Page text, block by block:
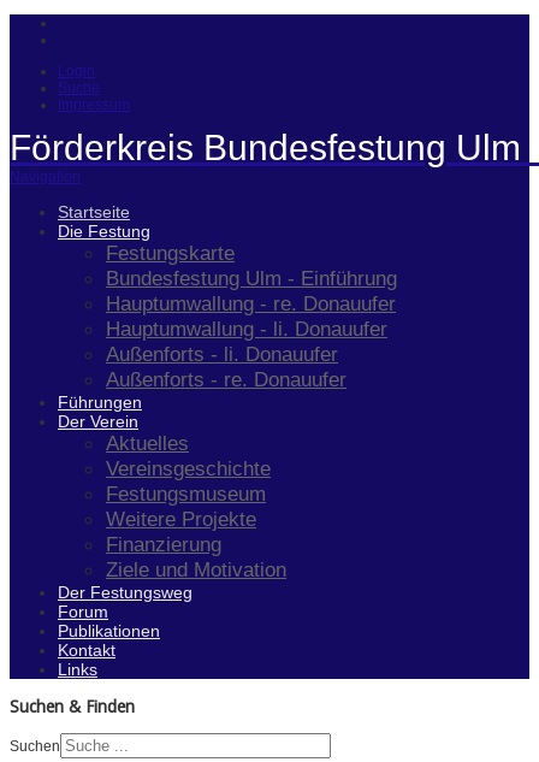
Login
Suche
Impressum
Förderkreis Bundesfestung Ulm
Navigation
Startseite
Die Festung
Festungskarte
Bundesfestung Ulm - Einführung
Hauptumwallung - re. Donauufer
Hauptumwallung - li. Donauufer
Außenforts - li. Donauufer
Außenforts - re. Donauufer
Führungen
Der Verein
Aktuelles
Vereinsgeschichte
Festungsmuseum
Weitere Projekte
Finanzierung
Ziele und Motivation
Der Festungsweg
Forum
Publikationen
Kontakt
Links
Suchen & Finden
Suchen